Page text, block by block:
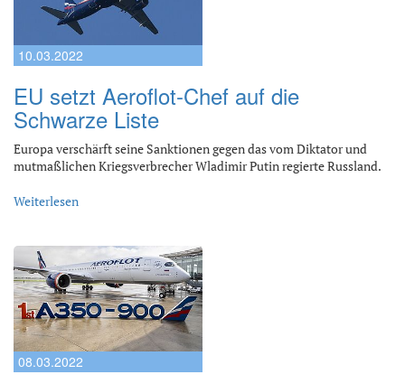
10.03.2022
EU setzt Aeroflot-Chef auf die
Schwarze Liste
Europa verschärft seine Sanktionen gegen das vom Diktator und
mutmaßlichen Kriegsverbrecher Wladimir Putin regierte Russland.
Weiterlesen
08.03.2022